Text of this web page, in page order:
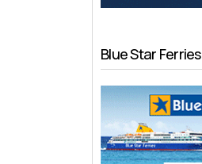
Blue Star Ferries